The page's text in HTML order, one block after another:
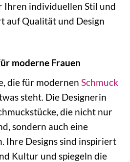
Ihren individuellen Stil und
auf Qualität und Design
moderne Frauen
die für modernen Schmuck
steht. Die Designerin
die nicht nur
sondern auch eine
Ihre Designs sind inspiriert
Kultur und spiegeln die